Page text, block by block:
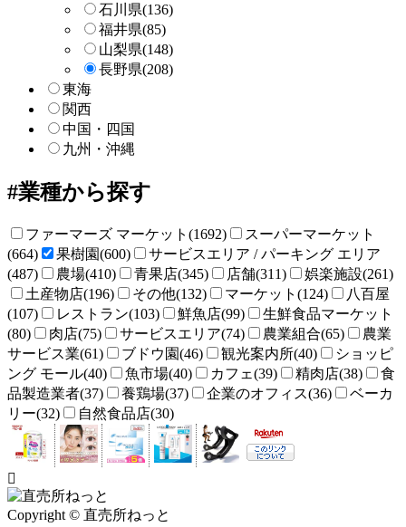
石川県(136)
福井県(85)
山梨県(148)
長野県(208)
東海
関西
中国・四国
九州・沖縄
業種から探す
ファーマーズ マーケット(1692)
スーパーマーケット
(664)
果樹園(600)
サービスエリア / パーキング エリア
(487)
農場(410) 青果店(345) 店舗(311)
娯楽施設(261)
土産物店(196)
その他(132) マーケット(124)
八百屋
(107)
レストラン(103) 鮮魚店(99)
生鮮食品マーケット
(80)
肉店(75) サービスエリア(74) 農業組合(65)
農業
サービス業(61)
ブドウ園(46) 観光案内所(40)
ショッピ
ング モール(40)
魚市場(40) カフェ(39) 精肉店(38)
食
品製造業者(37)
養鶏場(37) 企業のオフィス(36)
ベーカ
リー(32)
自然食品店(30)
Copyright © 直売所ねっと